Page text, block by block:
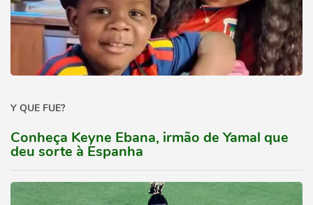
Y QUE FUE?
Conheça Keyne Ebana, irmão de Yamal que
deu sorte à Espanha